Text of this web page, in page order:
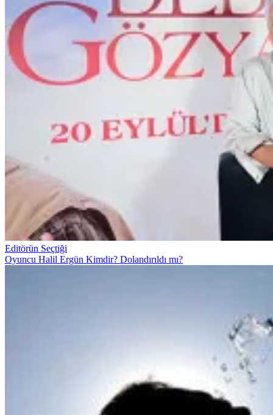
Editörün Seçtiği
Oyuncu Halil Ergün Kimdir? Dolandırıldı mı?